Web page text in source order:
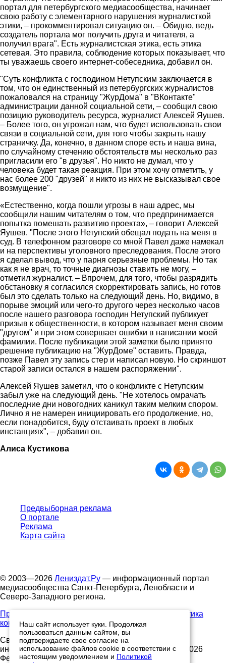
портал для петербургского медиасообщества, начинает
свою работу с элементарного нарушения журналисткой
этики, – прокомментировал ситуацию он. – Обидно, ведь
создатель портала мог получить друга и читателя, а
получил врага". Есть журналистская этика, есть этика
сетевая. Это правила, соблюдение которых показывает, что
ты уважаешь своего интернет-собеседника, добавил он.
"Суть конфликта с господином Нетупским заключается в
том, что он единственный из петербургских журналистов
пожаловался на страницу "ЖурДома" в "ВКонтакте"
администрации данной социальной сети, – сообщил свою
позицию руководитель ресурса, журналист Алексей Яушев.
– Более того, он угрожал нам, что будет использовать свои
связи в социальной сети, для того чтобы закрыть нашу
страничку. Да, конечно, в данном споре есть и наша вина,
по случайному стечению обстоятельств мы несколько раз
пригласили его "в друзья". Но никто не думал, что у
человека будет такая реакция. При этом хочу отметить, у
нас более 200 "друзей" и никто из них не высказывал свое
возмущение".
«Естественно, когда пошли угрозы в наш адрес, мы
сообщили нашим читателям о том, что предпринимается
попытка помешать развитию проекта», – говорит Алексей
Яушев. "После этого Нетупский обещал подать на меня в
суд. В телефонном разговоре со мной Павел даже намекал
и на перспективы уголовного преследования. После этого
я сделал вывод, что у парня серьезные проблемы. Но так
как я не врач, то точные диагнозы ставить не могу, –
отметил журналист. – Впрочем, для того, чтобы разрядить
обстановку я согласился скорректировать запись, но готов
был это сделать только на следующий день. Но, видимо, в
порыве эмоций или чего-то другого через несколько часов
после нашего разговора господин Нетупский публикует
призыв к общественности, в котором называет меня своим
"другом" и при этом совершает ошибки в написании моей
фамилии. После публикации этой заметки было принято
решение публикацию на "ЖурДоме" оставить. Правда,
позже Павел эту запись стер и написал новую. Но скриншот
старой записи остался в нашем распоряжении".
Алексей Яушев заметил, что о конфликте с Нетупским
забыл уже на следующий день. "Не хотелось омрачать
последние дни новогодних каникул таким мелким спором.
Лично я не намерен инициировать его продолжение, но,
если понадобится, буду отстаивать проект в любых
инстанциях", – добавил он.
Алиса Кустикова
Предвыборная реклама
О портале
Реклама
Карта сайта
© 2003—2026 Лениздат.Ру — информационный портал
медиасообщества Санкт-Петербурга, Ленобласти и
Северо-Западного региона.
Правила использования содержания сайта.
Политика
конфиденциальности.
Свидетельство о регистрации средства массовой
информации ЭЛ №ФС77-91046, выданное 10.03.2026
Федеральной службой по надзору в сфере связи,
Наш сайт использует куки. Продолжая
пользоваться данным сайтом, вы
подтверждаете свое согласие на
использование файлов cookie в соответствии с
настоящим уведомлением и Политикой